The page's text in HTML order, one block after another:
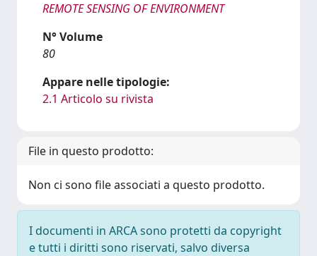
REMOTE SENSING OF ENVIRONMENT
N° Volume
80
Appare nelle tipologie:
2.1 Articolo su rivista
File in questo prodotto:
Non ci sono file associati a questo prodotto.
I documenti in ARCA sono protetti da copyright
e tutti i diritti sono riservati, salvo diversa